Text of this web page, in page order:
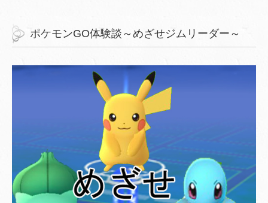
ポケモンGO体験談～めざせジムリーダー～